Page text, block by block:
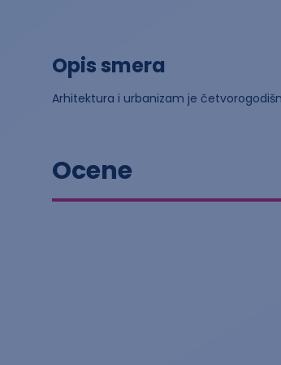
Opis smera
Arhitektura i urbanizam je
Ocene